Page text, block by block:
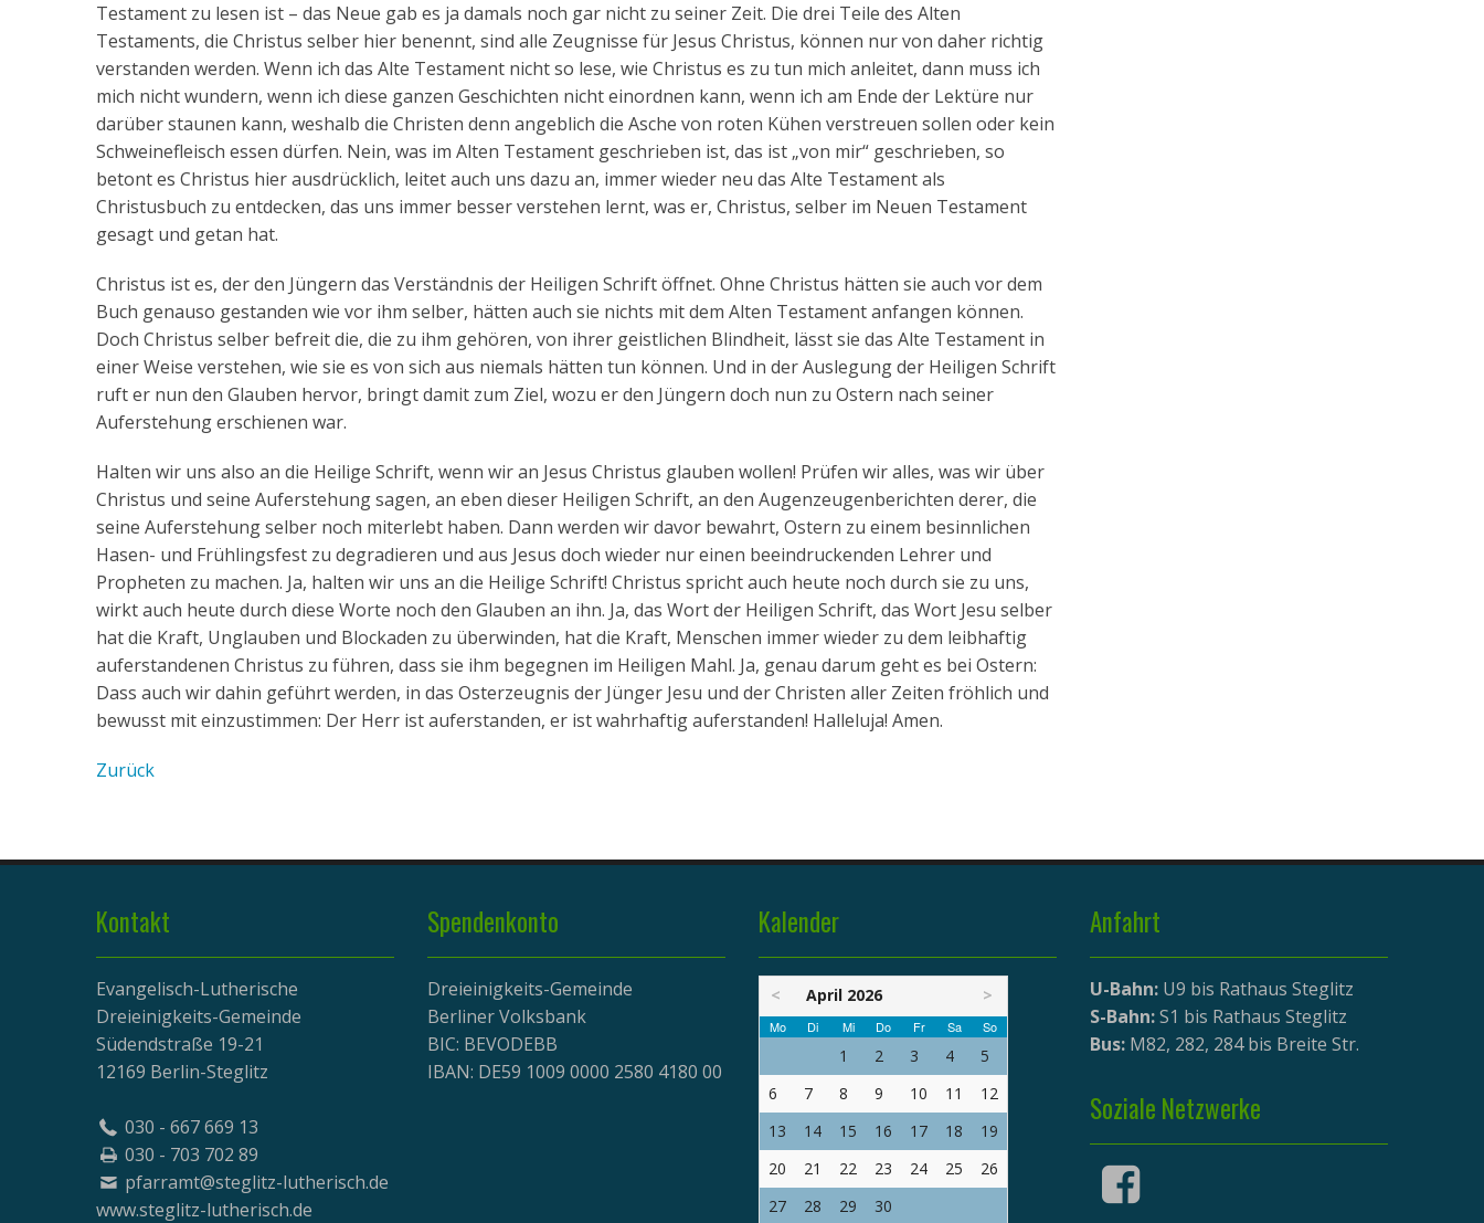
Testament zu lesen ist – das Neue gab es ja damals noch gar nicht zu seiner Zeit. Die drei Teile des Alten
Testaments, die Christus selber hier benennt, sind alle Zeugnisse für Jesus Christus, können nur von daher richtig
verstanden werden. Wenn ich das Alte Testament nicht so lese, wie Christus es zu tun mich anleitet, dann muss ich
mich nicht wundern, wenn ich diese ganzen Geschichten nicht einordnen kann, wenn ich am Ende der Lektüre nur
darüber staunen kann, weshalb die Christen denn angeblich die Asche von roten Kühen verstreuen sollen oder kein
Schweinefleisch essen dürfen. Nein, was im Alten Testament geschrieben ist, das ist „von mir“ geschrieben, so
betont es Christus hier ausdrücklich, leitet auch uns dazu an, immer wieder neu das Alte Testament als
Christusbuch zu entdecken, das uns immer besser verstehen lernt, was er, Christus, selber im Neuen Testament
gesagt und getan hat.
Christus ist es, der den Jüngern das Verständnis der Heiligen Schrift öffnet. Ohne Christus hätten sie auch vor dem
Buch genauso gestanden wie vor ihm selber, hätten auch sie nichts mit dem Alten Testament anfangen können.
Doch Christus selber befreit die, die zu ihm gehören, von ihrer geistlichen Blindheit, lässt sie das Alte Testament in
einer Weise verstehen, wie sie es von sich aus niemals hätten tun können. Und in der Auslegung der Heiligen Schrift
ruft er nun den Glauben hervor, bringt damit zum Ziel, wozu er den Jüngern doch nun zu Ostern nach seiner
Auferstehung erschienen war.
Halten wir uns also an die Heilige Schrift, wenn wir an Jesus Christus glauben wollen! Prüfen wir alles, was wir über
Christus und seine Auferstehung sagen, an eben dieser Heiligen Schrift, an den Augenzeugenberichten derer, die
seine Auferstehung selber noch miterlebt haben. Dann werden wir davor bewahrt, Ostern zu einem besinnlichen
Hasen- und Frühlingsfest zu degradieren und aus Jesus doch wieder nur einen beeindruckenden Lehrer und
Propheten zu machen. Ja, halten wir uns an die Heilige Schrift! Christus spricht auch heute noch durch sie zu uns,
wirkt auch heute durch diese Worte noch den Glauben an ihn. Ja, das Wort der Heiligen Schrift, das Wort Jesu selber
hat die Kraft, Unglauben und Blockaden zu überwinden, hat die Kraft, Menschen immer wieder zu dem leibhaftig
auferstandenen Christus zu führen, dass sie ihm begegnen im Heiligen Mahl. Ja, genau darum geht es bei Ostern:
Dass auch wir dahin geführt werden, in das Osterzeugnis der Jünger Jesu und der Christen aller Zeiten fröhlich und
bewusst mit einzustimmen: Der Herr ist auferstanden, er ist wahrhaftig auferstanden! Halleluja! Amen.
Zurück
Kontakt
Evangelisch-Lutherische
Dreieinigkeits-Gemeinde
Südendstraße 19-21
12169 Berlin-Steglitz
030 - 667 669 13
030 - 703 702 89
pfarramt@steglitz-lutherisch.de
www.steglitz-lutherisch.de
Spendenkonto
Dreieinigkeits-Gemeinde
Berliner Volksbank
BIC: BEVODEBB
IBAN: DE59 1009 0000 2580 4180 00
Kalender
< April 2026 >
Mo Di Mi Do Fr Sa So
1 2 3 4
5
6
7 8 9 10 11
12
13
14 15 16 17 18
19
20
21 22 23 24 25
26
27
28 29 30
Anfahrt
U-Bahn: U9 bis Rathaus Steglitz
S-Bahn:S1 bis Rathaus Steglitz
Bus: M82, 282, 284 bis Breite Str.
Soziale Netzwerke